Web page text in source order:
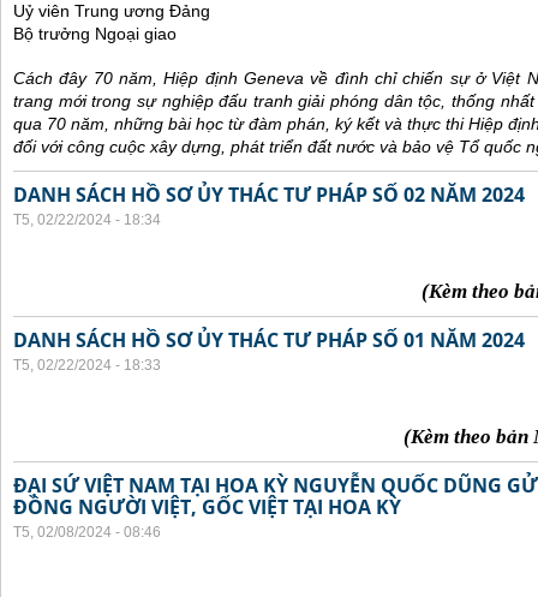
Uỷ viên Trung ương Đảng
Bộ trưởng Ngoại giao
Cách đây 70 năm, Hiệp định Geneva về đình chỉ chiến sự ở Việt
trang mới trong sự nghiệp đấu tranh giải phóng dân tộc, thống
qua 70 năm, những bài học từ đàm phán, ký kết và thực thi Hiệp
đối với công cuộc xây dựng, phát triển đất nước và bảo vệ Tổ quốc
DANH SÁCH HỒ SƠ ỦY THÁC TƯ PHÁP SỐ 02 NĂM 2024
T5, 02/22/2024 - 18:34
(Kèm theo
DANH SÁCH HỒ SƠ ỦY THÁC TƯ PHÁP SỐ 01 NĂM 2024
T5, 02/22/2024 - 18:33
(Kèm theo bản
ĐẠI SỨ VIỆT NAM TẠI HOA KỲ NGUYỄN QUỐC DŨNG
ĐỒNG NGƯỜI VIỆT, GỐC VIỆT TẠI HOA KỲ
T5, 02/08/2024 - 08:46